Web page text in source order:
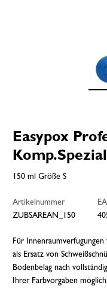
Easypox
150 ml Größe S
Artikelnummer
ZUBSAREAN_150
Für
als Ersatz von
Bodenbelag nach
Ihrer Farbvorgaben